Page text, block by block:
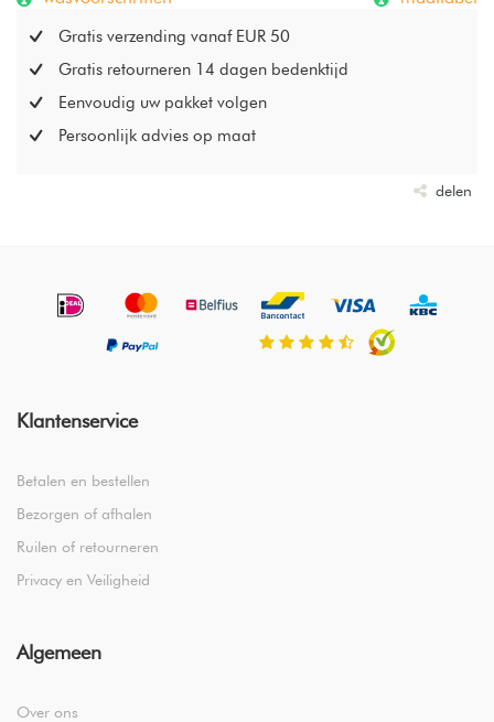
Gratis verzending vanaf EUR 50
Gratis retourneren 14 dagen bedenktijd
Eenvoudig uw pakket volgen
Persoonlijk advies op maat
delen
Klantenservice
Betalen en bestellen
Bezorgen of afhalen
Ruilen of retourneren
Privacy en Veiligheid
Algemeen
Over ons